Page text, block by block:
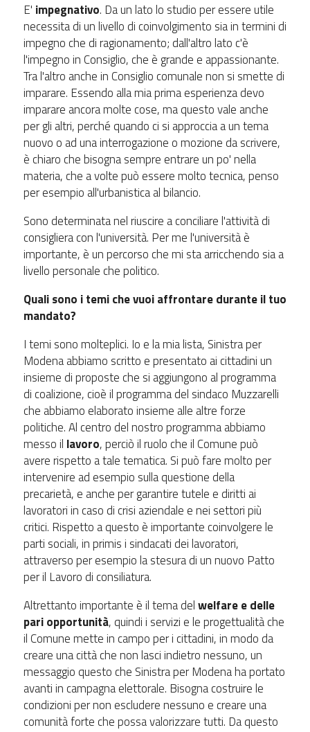
E' impegnativo. Da un lato lo studio per essere utile
necessita di un livello di coinvolgimento sia in termini di
impegno che di ragionamento; dall'altro lato c'è
l'impegno in Consiglio, che è grande e appassionante.
Tra l'altro anche in Consiglio comunale non si smette di
imparare. Essendo alla mia prima esperienza devo
imparare ancora molte cose, ma questo vale anche
per gli altri, perché quando ci si approccia a un tema
nuovo o ad una interrogazione o mozione da scrivere,
è chiaro che bisogna sempre entrare un po' nella
materia, che a volte può essere molto tecnica, penso
per esempio all'urbanistica al bilancio.
Sono determinata nel riuscire a conciliare l'attività di
consigliera con l'università. Per me l'università è
importante, è un percorso che mi sta arricchendo sia a
livello personale che politico.
Quali sono i temi che vuoi affrontare durante il tuo
mandato?
I temi sono molteplici. Io e la mia lista, Sinistra per
Modena abbiamo scritto e presentato ai cittadini un
insieme di proposte che si aggiungono al programma
di coalizione, cioè il programma del sindaco Muzzarelli
che abbiamo elaborato insieme alle altre forze
politiche. Al centro del nostro programma abbiamo
messo il lavoro, perciò il ruolo che il Comune può
avere rispetto a tale tematica. Si può fare molto per
intervenire ad esempio sulla questione della
precarietà, e anche per garantire tutele e diritti ai
lavoratori in caso di crisi aziendale e nei settori più
critici. Rispetto a questo è importante coinvolgere le
parti sociali, in primis i sindacati dei lavoratori,
attraverso per esempio la stesura di un nuovo Patto
per il Lavoro di consiliatura.
Altrettanto importante è il tema delwelfare e delle
pari opportunità, quindi i servizi e le progettualità che
il Comune mette in campo per i cittadini, in modo da
creare una città che non lasci indietro nessuno, un
messaggio questo che Sinistra per Modena ha portato
avanti in campagna elettorale. Bisogna costruire le
condizioni per non escludere nessuno e creare una
comunità forte che possa valorizzare tutti. Da questo